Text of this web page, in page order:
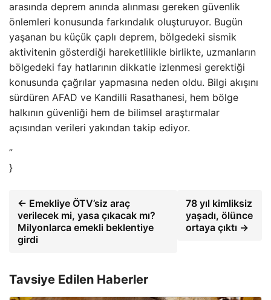
arasında deprem anında alınması gereken güvenlik
önlemleri konusunda farkındalık oluşturuyor. Bugün
yaşanan bu küçük çaplı deprem, bölgedeki sismik
aktivitenin gösterdiği hareketlilikle birlikte, uzmanların
bölgedeki fay hatlarının dikkatle izlenmesi gerektiği
konusunda çağrılar yapmasına neden oldu. Bilgi akışını
sürdüren AFAD ve Kandilli Rasathanesi, hem bölge
halkının güvenliği hem de bilimsel araştırmalar
açısından verileri yakından takip ediyor.
”
}
← Emekliye ÖTV’siz araç
verilecek mi, yasa çıkacak mı?
Milyonlarca emekli beklentiye
girdi
78 yıl kimliksiz
yaşadı, ölünce
ortaya çıktı →
Tavsiye Edilen Haberler